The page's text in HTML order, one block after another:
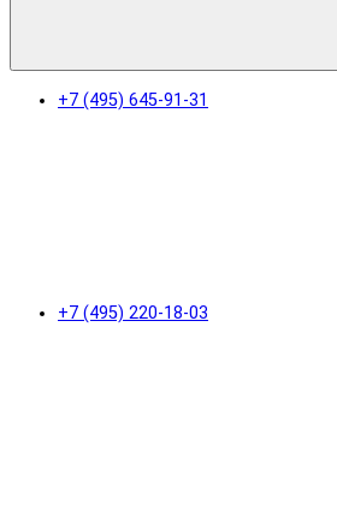
+7 (495) 645-91-31
+7 (495) 220-18-03